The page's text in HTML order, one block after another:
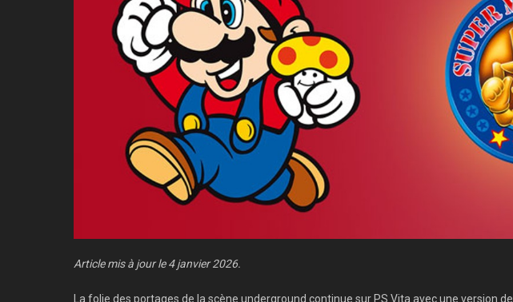
Article mis à jour le 4 janvier 2026.
La folie des portages de la scène underground continue sur PS Vita avec une version de